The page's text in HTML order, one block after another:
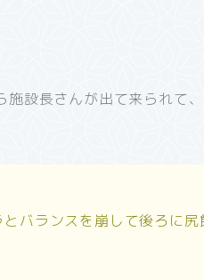
設長さんが出て来られて
バランスを崩して後ろに尻